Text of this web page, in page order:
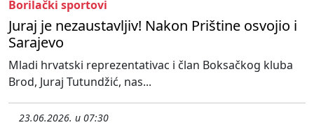
Borilački sportovi
Juraj je nezaustavljiv! Nakon Prištine osvojio i
Sarajevo
Mladi hrvatski reprezentativac i član Boksačkog kluba
Brod, Juraj Tutundžić, nas...
23.06.2026. u 07:30